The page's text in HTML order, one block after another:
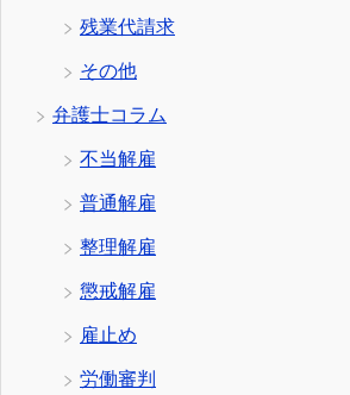
残業代請求
その他
弁護士コラム
不当解雇
普通解雇
整理解雇
懲戒解雇
雇止め
労働審判